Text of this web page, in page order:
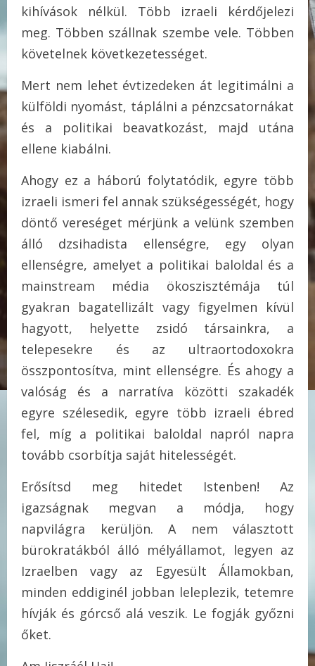
kihívások nélkül. Több izraeli kérdőjelezi
meg. Többen szállnak szembe vele. Többen
követelnek következetességet.
Mert nem lehet évtizedeken át legitimálni a
külföldi nyomást, táplálni a pénzcsatornákat
és a politikai beavatkozást, majd utána
ellene kiabálni.
Ahogy ez a háború folytatódik, egyre több
izraeli ismeri fel annak szükségességét, hogy
döntő vereséget mérjünk a velünk szemben
álló dzsihadista ellenségre, egy olyan
ellenségre, amelyet a politikai baloldal és a
mainstream média ökoszisztémája túl
gyakran bagatellizált vagy figyelmen kívül
hagyott, helyette zsidó társainkra, a
telepesekre és az ultraortodoxokra
összpontosítva, mint ellenségre. És ahogy a
valóság és a narratíva közötti szakadék
egyre szélesedik, egyre több izraeli ébred
fel, míg a politikai baloldal napról napra
tovább csorbítja saját hitelességét.
Erősítsd meg hitedet Istenben! Az
igazságnak megvan a módja, hogy
napvilágra kerüljön. A nem választott
bürokratákból álló mélyállamot, legyen az
Izraelben vagy az Egyesült Államokban,
minden eddiginél jobban leleplezik, tetemre
hívják és górcső alá veszik. Le fogják győzni
őket.